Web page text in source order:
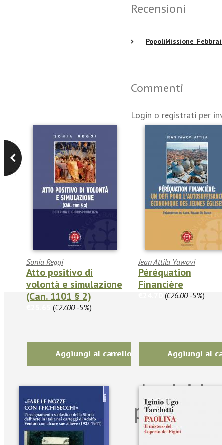
Recensioni
Commenti
Login o registrati per
Sonia Reggi
Atto positivo di
volontà e simulazione
(Can. 1101 § 2)
(€27.00-5%)
Aggiungi al carrello
Jean Attila Yawovi
Péréquation
Financière
(€26.00-5%)
Aggiungi al
Iscriviti
per
sulle